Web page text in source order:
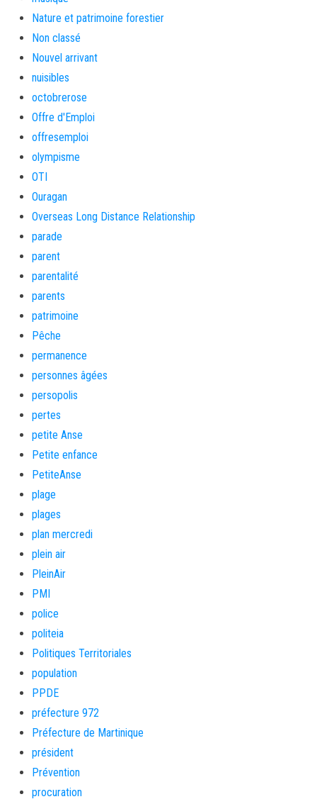
Nature et patrimoine forestier
Non classé
Nouvel arrivant
nuisibles
octobrerose
Offre d'Emploi
offresemploi
olympisme
OTI
Ouragan
Overseas Long Distance Relationship
parade
parent
parentalité
parents
patrimoine
Pêche
permanence
personnes âgées
persopolis
pertes
petite Anse
Petite enfance
PetiteAnse
plage
plages
plan mercredi
plein air
PleinAir
PMI
police
politeia
Politiques Territoriales
population
PPDE
préfecture 972
Préfecture de Martinique
président
Prévention
procuration